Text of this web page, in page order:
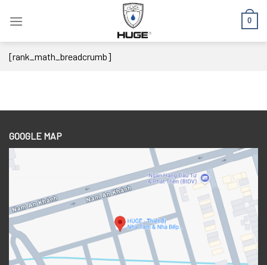
0
[rank_math_breadcrumb]
GOOGLE MAP